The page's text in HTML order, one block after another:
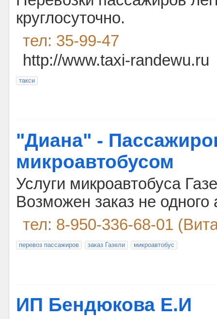
круглосуточно.
тел: 35-99-47
http://www.taxi-randewu.ru
такси
"Диана" -
микроавтобусом
Услуги микроавтобуса
Возможен заказ не одного
тел: 8-950-336-68-01
перевоз пассажиров заказ Газели микроавтобус
ИП Бендюкова Е.И